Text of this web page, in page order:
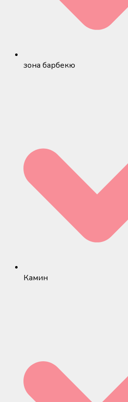
зона барбекю
Камин